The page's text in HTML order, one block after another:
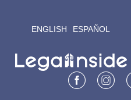
ENGLISH ESPAÑOL